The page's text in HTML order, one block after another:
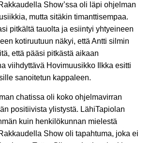
Show’ssa oli läpi ohjelman
mutta sitäkin timanttisempaa.
pitkältä tauolta ja esiintyi yhtyeineen
kotiruutuun näkyi, että Antti silmin
että pääsi pitkästä aikaan
viihdyttävä Hovimuusikko Ilkka esitti
sanoitetun kappaleen.
chatissa oli koko ohjelmavirran
positiivista ylistystä. LähiTapiolan
kuin henkilökunnan mielestä
Show oli tapahtuma, joka ei